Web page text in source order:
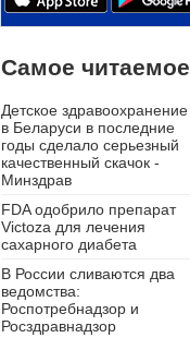
Самое читаемое
Детское здравоохранение
в Беларуси в последние
годы сделало серьезный
качественный скачок -
Минздрав
FDA одобрило препарат
Victoza для лечения
сахарного диабета
В России сливаются два
ведомства:
Роспотребнадзор и
Росздравнадзор